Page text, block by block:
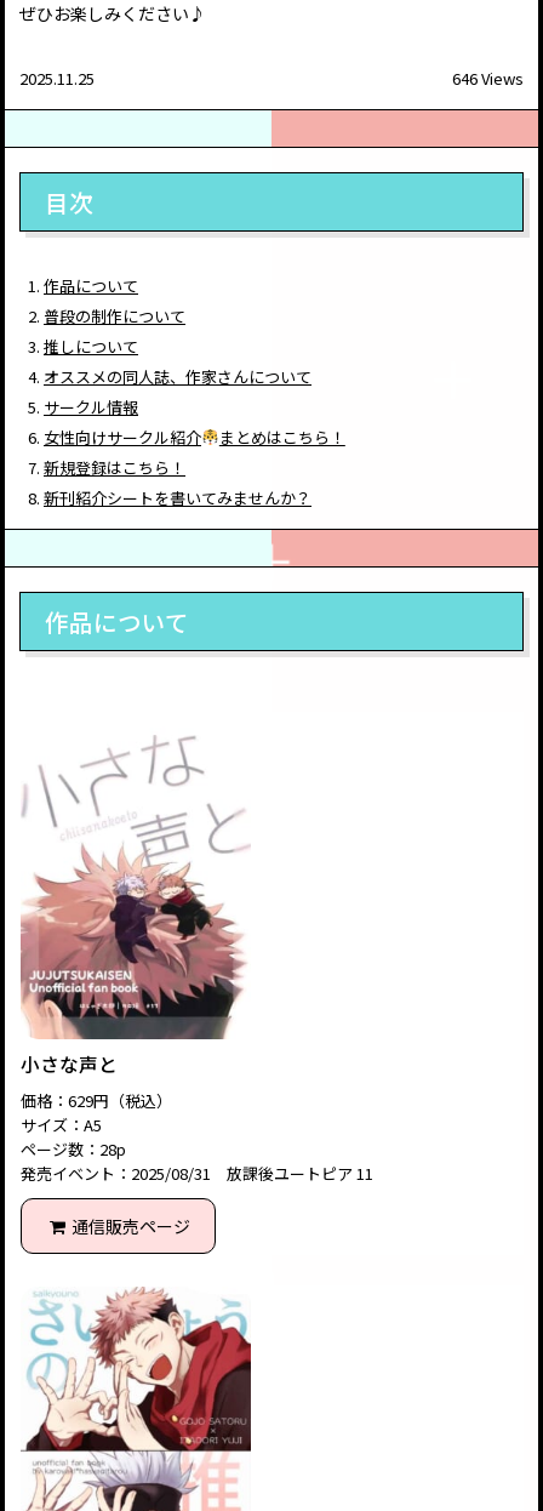
ぜひお楽しみください♪
2025.11.25 646 Views
目次
作品について
普段の制作について
推しについて
オススメの同人誌、作家さんについて
サークル情報
女性向けサークル紹介
まとめはこちら！
新規登録はこちら！
新刊紹介シートを書いてみませんか？
作品について
小さな声と
価格：629円（税込）
サイズ：A5
ページ数：28p
発売イベント：2025/08/31 放課後ユートピア 11
通信販売ページ